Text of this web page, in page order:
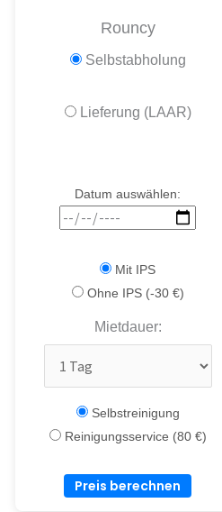
Rouncy
Selbstabholung
Lieferung (LAAR)
Datum auswählen:
Mit IPS
Ohne IPS (-30 €)
Mietdauer:
Selbstreinigung
Reinigungsservice (80 €)
Preis berechnen